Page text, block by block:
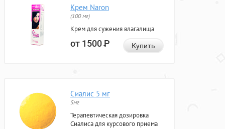
Крем Naron
(100 мг)
Крем для сужения влагалища
от 1500Р Купить
Сиалис 5 мг
5мг
Терапевтическая дозировка
Сиалиса для курсового приема